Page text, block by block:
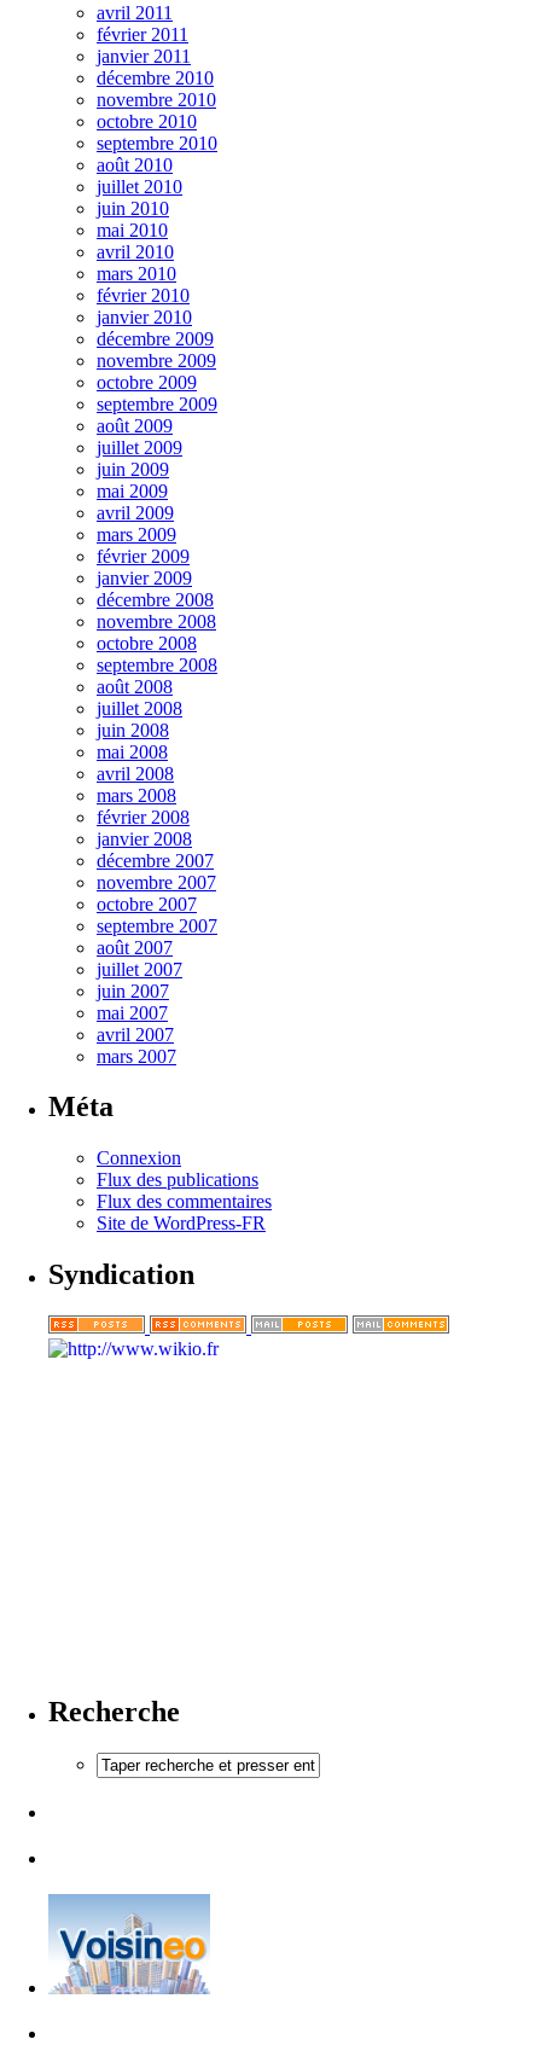
avril 2011
février 2011
janvier 2011
décembre 2010
novembre 2010
octobre 2010
septembre 2010
août 2010
juillet 2010
juin 2010
mai 2010
avril 2010
mars 2010
février 2010
janvier 2010
décembre 2009
novembre 2009
octobre 2009
septembre 2009
août 2009
juillet 2009
juin 2009
mai 2009
avril 2009
mars 2009
février 2009
janvier 2009
décembre 2008
novembre 2008
octobre 2008
septembre 2008
août 2008
juillet 2008
juin 2008
mai 2008
avril 2008
mars 2008
février 2008
janvier 2008
décembre 2007
novembre 2007
octobre 2007
septembre 2007
août 2007
juillet 2007
juin 2007
mai 2007
avril 2007
mars 2007
Méta
Connexion
Flux des publications
Flux des commentaires
Site de WordPress-FR
Syndication
Recherche